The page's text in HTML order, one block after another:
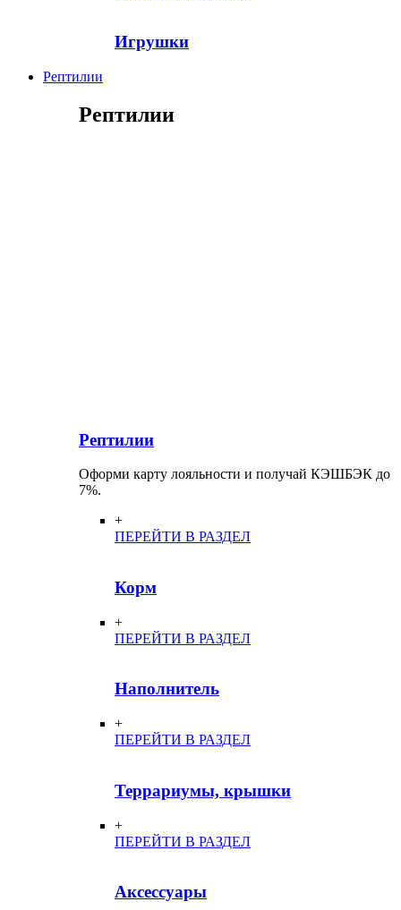
Игрушки
Рептилии
Рептилии
Рептилии
Оформи карту лояльности и получай КЭШБЭК до
7%.
+
ПЕРЕЙТИ В РАЗДЕЛ
Корм
+
ПЕРЕЙТИ В РАЗДЕЛ
Наполнитель
+
ПЕРЕЙТИ В РАЗДЕЛ
Террариумы, крышки
+
ПЕРЕЙТИ В РАЗДЕЛ
Аксессуары